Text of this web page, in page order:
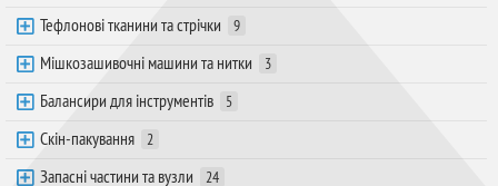
Тефлонові тканини та стрічки 9
Мішкозашивочні машини та нитки 3
Балансири для інструментів 5
Скін-пакування 2
Запасні частини та вузли 24